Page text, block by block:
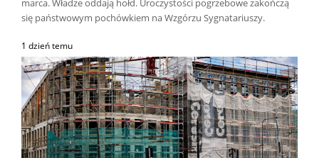
marca. Władze oddają hołd. Uroczystości pogrzebowe zakończą
się państwowym pochówkiem na Wzgórzu Sygnatariuszy.
1 dzień temu